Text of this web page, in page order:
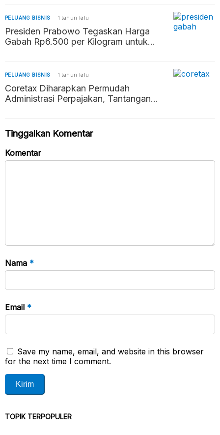
PELUANG BISNIS 1 tahun lalu
Presiden Prabowo Tegaskan Harga
Gabah Rp6.500 per Kilogram untuk
PELUANG BISNIS 1 tahun lalu
Coretax Diharapkan Permudah
Administrasi Perpajakan, Tantangan
Tinggalkan Komentar
Komentar
Nama *
Email *
Save my name, email, and website in this browser
for the next time I comment.
TOPIK TERPOPULER